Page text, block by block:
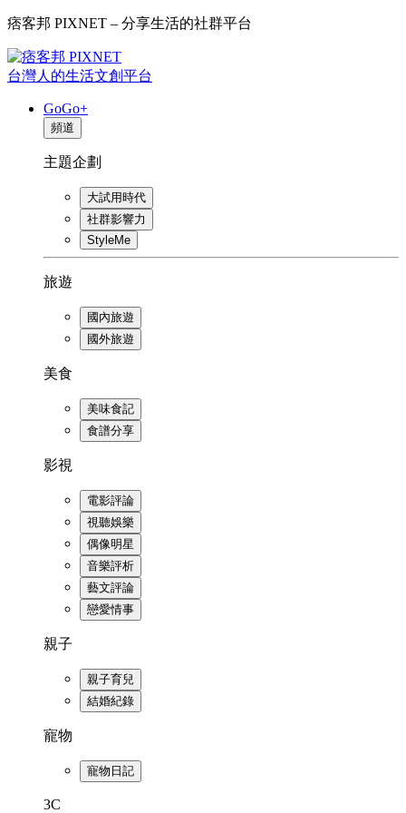
痞客邦 PIXNET – 分享生活的社群平台
台灣人的生活文創平台
GoGo+
頻道
主題企劃
大試用時代
社群影響力
StyleMe
旅遊
國內旅遊
國外旅遊
美食
美味食記
食譜分享
影視
電影評論
視聽娛樂
偶像明星
音樂評析
藝文評論
戀愛情事
親子
親子育兒
結婚紀錄
寵物
寵物日記
3C